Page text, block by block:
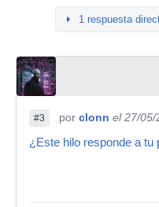
1 respuesta
#3 por clonn el 27/05/
¿Este hilo responde a tu